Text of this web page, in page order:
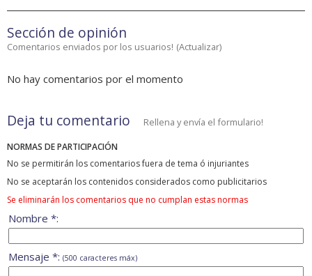
Sección de opinión
Comentarios enviados por los usuarios! (Actualizar)
No hay comentarios por el momento
Deja tu comentario Rellena y envía el formulario!
NORMAS DE PARTICIPACIÓN
No se permitirán los comentarios fuera de tema ó injuriantes
No se aceptarán los contenidos considerados como publicitarios
Se eliminarán los comentarios que no cumplan estas normas
Nombre *:
Mensaje *: (500 caracteres máx)